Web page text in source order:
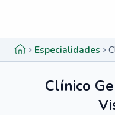
Especialidades
Clínico